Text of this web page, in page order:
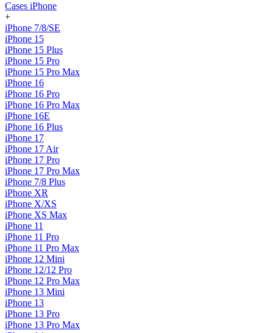
Cases iPhone
+
iPhone 7/8/SE
iPhone 15
iPhone 15 Plus
iPhone 15 Pro
iPhone 15 Pro Max
iPhone 16
iPhone 16 Pro
iPhone 16 Pro Max
iPhone 16E
iPhone 16 Plus
iPhone 17
iPhone 17 Air
iPhone 17 Pro
iPhone 17 Pro Max
iPhone 7/8 Plus
iPhone XR
iPhone X/XS
iPhone XS Max
iPhone 11
iPhone 11 Pro
iPhone 11 Pro Max
iPhone 12 Mini
iPhone 12/12 Pro
iPhone 12 Pro Max
iPhone 13 Mini
iPhone 13
iPhone 13 Pro
iPhone 13 Pro Max